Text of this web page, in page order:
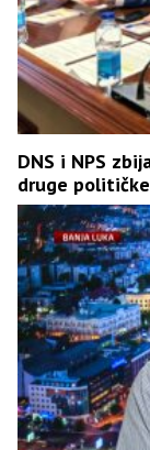
DNS i NPS
druge